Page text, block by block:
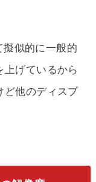
擬似的に一般的
上げているから
ど他のディスプ